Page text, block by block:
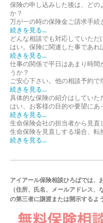
保険の申し込みした後は、ど
か？
万が一の時の保険金ご請求手続
続きを見る...
どんな相談でも対応していただ
はい。保険に関連した事であれ
続きを見る...
仕事の関係で平日はあまり時間
うか？
ご安心下さい。他の相談予約で
続きを見る...
具体的な保険の紹介はしていた
はい、お客様の目的や要望にあ
続きを見る...
生命保険会社の担当者から見直
生命保険を見直しする場合、転
続きを見る...
アイアール保険相談ひろばでは、
（住所、氏名、メールアドレス
の第三者に譲渡または開示するよ